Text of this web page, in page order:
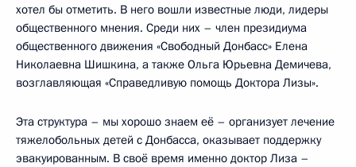
хотел бы отметить. В него вошли известные люди, лидеры
общественного мнения. Среди них – член президиума
общественного движения «Свободный Донбасс» Елена
Николаевна Шишкина, а также Ольга Юрьевна Демичева,
возглавляющая «Справедливую помощь Доктора Лизы».
Эта структура – мы хорошо знаем её – организует лечение
тяжелобольных детей с Донбасса, оказывает поддержку
эвакуированным. В своё время именно доктор Лиза –